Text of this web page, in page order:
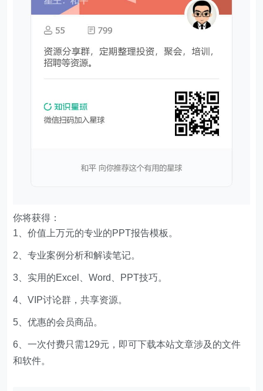
你将获得：
1、价值上万元的专业的PPT报告模板。
2、专业案例分析和解读笔记。
3、实用的Excel、Word、PPT技巧。
4、VIP讨论群，共享资源。
5、优惠的会员商品。
6、一次付费只需129元，即可下载本站文章涉及的文件
和软件。